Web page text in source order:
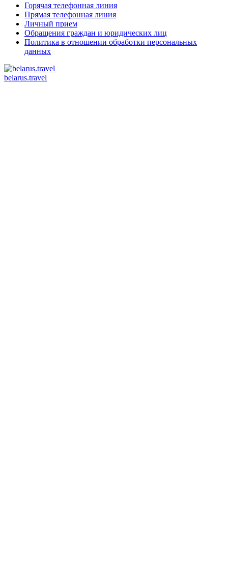
Горячая телефонная линия
Прямая телефонная линия
Личный прием
Обращения граждан и юридических лиц
Политика в отношении обработки персональных
данных
belarus.travel